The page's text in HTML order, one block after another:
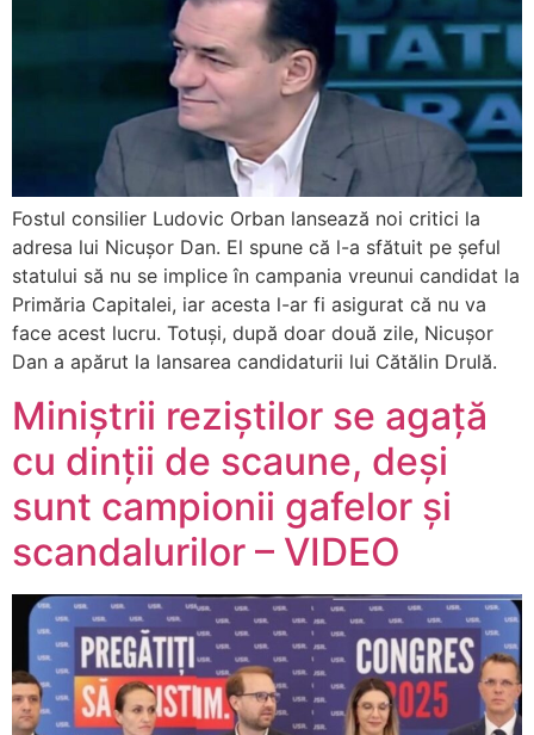
Fostul consilier Ludovic Orban lansează noi critici la
adresa lui Nicușor Dan. El spune că l-a sfătuit pe șeful
statului să nu se implice în campania vreunui candidat la
Primăria Capitalei, iar acesta l-ar fi asigurat că nu va
face acest lucru. Totuși, după doar două zile, Nicușor
Dan a apărut la lansarea candidaturii lui Cătălin Drulă.
Miniștrii reziștilor se agață
cu dinții de scaune, deși
sunt campionii gafelor și
scandalurilor – VIDEO